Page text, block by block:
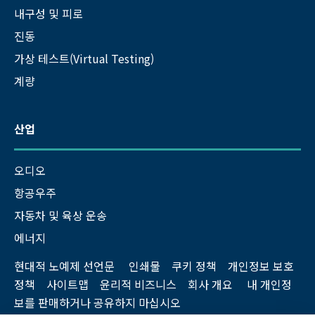
내구성 및 피로
진동
가상 테스트(Virtual Testing)
계량
산업
오디오
항공우주
자동차 및 육상 운송
에너지
현대적 노예제 선언문
인쇄물 쿠키 정책
개인정보 보호
정책
사이트맵 윤리적 비즈니스 회사 개요
내 개인정
보를 판매하거나 공유하지 마십시오